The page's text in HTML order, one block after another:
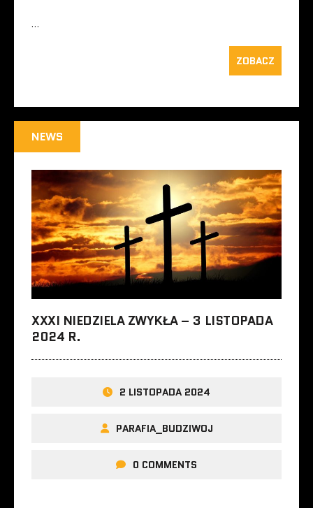
…
ZOBACZ
NEWS
XXXI NIEDZIELA ZWYKŁA – 3 LISTOPADA
2024 R.
2 LISTOPADA 2024
PARAFIA_BUDZIWOJ
0 COMMENTS